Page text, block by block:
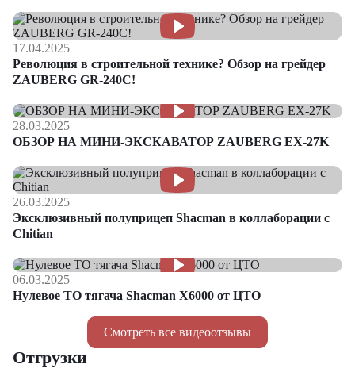
Смотреть все видеоотзывы
17.04.2025
Революция в строительной технике? Обзор на грейдер
ZAUBERG GR-240C!
28.03.2025
ОБЗОР НА МИНИ-ЭКСКАВАТОР ZAUBERG EX-27K
26.03.2025
Эксклюзивный полуприцеп Shacman в коллаборации с
Chitian
06.03.2025
Нулевое ТО тягача Shacman Х6000 от ЦТО
Отгрузки